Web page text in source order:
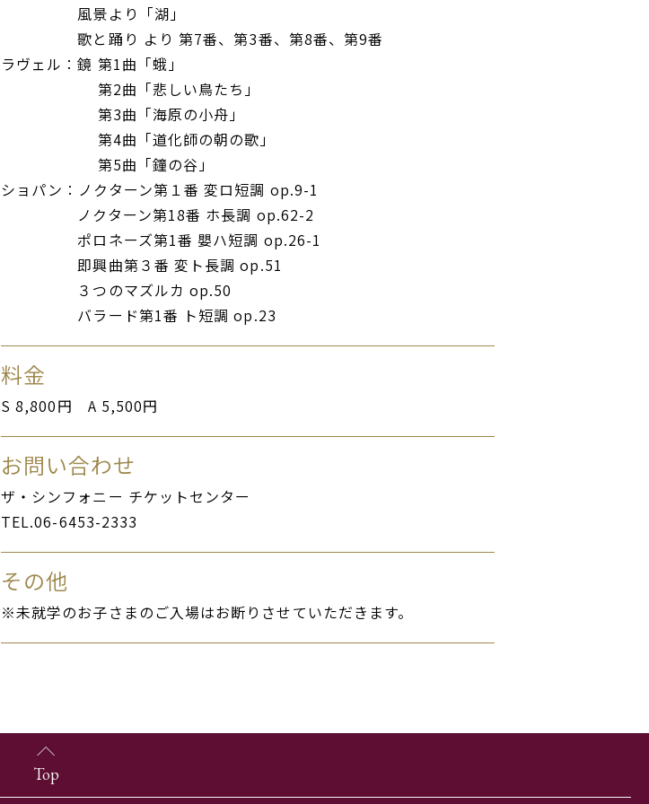
風景より「湖」
歌と踊り より 第7番、第3番、第8番、第9番
ラヴェル：鏡 第1曲「蛾」
第2曲「悲しい鳥たち」
第3曲「海原の小舟」
第4曲「道化師の朝の歌」
第5曲「鐘の谷」
ショパン：ノクターン第１番 変ロ短調 op.9-1
ノクターン第18番 ホ長調 op.62-2
ポロネーズ第1番 嬰ハ短調 op.26-1
即興曲第３番 変ト長調 op.51
３つのマズルカ op.50
バラード第1番 ト短調 op.23
料金
S 8,800円 A 5,500円
お問い合わせ
ザ・シンフォニー チケットセンター
TEL.06-6453-2333
その他
※未就学のお子さまのご入場はお断りさせていただきます。
Top